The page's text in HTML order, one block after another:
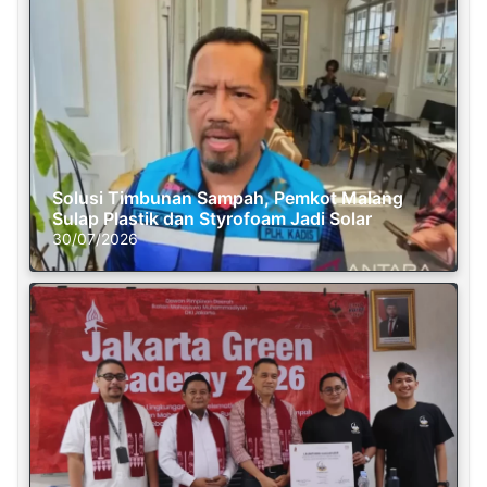
Solusi Timbunan Sampah, Pemkot Malang
Sulap Plastik dan Styrofoam Jadi Solar
30/07/2026